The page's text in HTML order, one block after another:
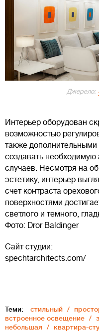
Джерело:
Интерьер оборудован
возможностью
также дополнительными
создавать
случаев. Несмотря на
эстетику, интерьер
счет контраста
поверхностями
светлого и темного,
Фото: Dror Baldinger
Сайт студии:
spechtarchitects.com/
Теми: стильный
встроенное освещение
небольшая
квартира-